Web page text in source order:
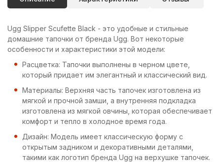
Ugg Slipper Scufette Black - это удобные и стильные
домашние тапочки от бренда Ugg. Вот некоторые
особенности и характеристики этой модели:
Расцветка: Тапочки выполнены в черном цвете,
который придает им элегантный и классический вид.
Материалы: Верхняя часть тапочек изготовлена из
мягкой и прочной замши, а внутренняя подкладка
изготовлена из мягкой овчины, которая обеспечивает
комфорт и тепло в холодное время года.
Дизайн: Модель имеет классическую форму с
открытым задником и декоративными деталями,
такими как логотип бренда Ugg на верхушке тапочек.